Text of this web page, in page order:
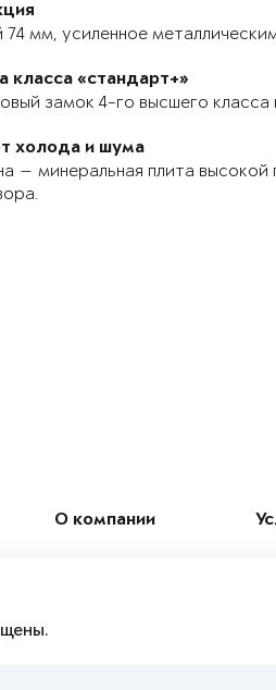
мм, усиленное
класса «стандарт+»
замок 4-го высшего класса
холода и шума
— минеральная плита
О компании